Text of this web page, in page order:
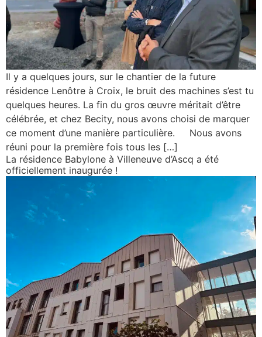
Il y a quelques jours, sur le chantier de la future
résidence Lenôtre à Croix, le bruit des machines s’est tu
quelques heures. La fin du gros œuvre méritait d’être
célébrée, et chez Becity, nous avons choisi de marquer
ce moment d’une manière particulière. Nous avons
réuni pour la première fois tous les […]
La résidence Babylone à Villeneuve d’Ascq a été
officiellement inaugurée !